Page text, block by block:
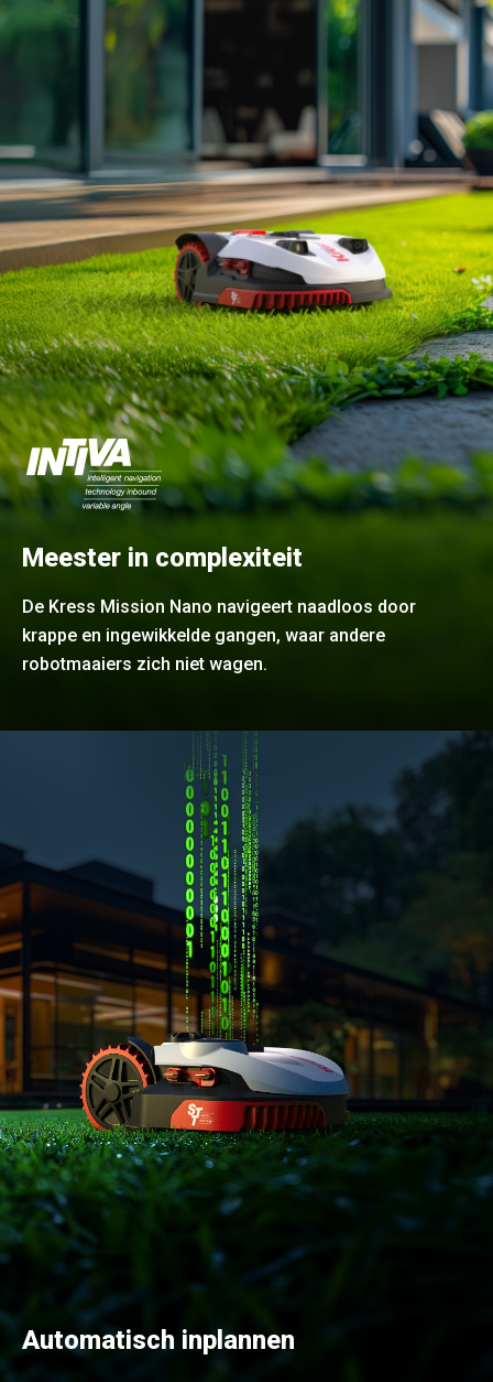
Meester in complexiteit
De Kress Mission Nano navigeert naadloos door
krappe en ingewikkelde gangen, waar andere
robotmaaiers zich niet wagen.
Automatisch inplannen